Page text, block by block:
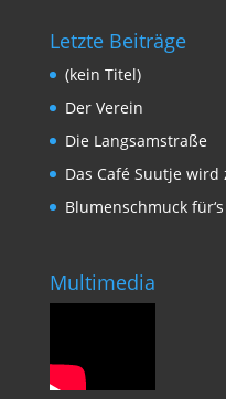
Letzte Beiträge
(kein Titel)
Der Verein
Die Langsamstraße
Das Café Suutje
Blumenschmuck
Multimedia